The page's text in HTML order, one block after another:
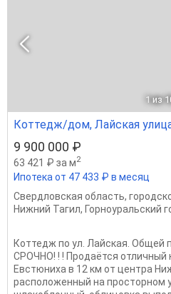
1 из
Коттедж/дом, Лайская
9 900 000 ₽
63 421 ₽ за м2
Ипотека от 47 433 ₽ в месяц
Свердловская область,
Нижний Тагил, Горноуральский
Коттедж по ул. Лайская. Общей
СРОЧНО! ! ! Продаётся отличный
Евстюниха в 12 км от центра
расположенный на просторном